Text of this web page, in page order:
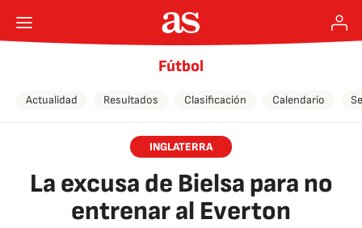
Fútbol
Actualidad Resultados Clasificación Calendario
INGLATERRA
La excusa de Bielsa para no
entrenar al Everton